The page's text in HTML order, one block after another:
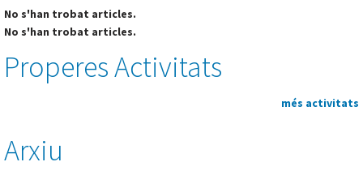
No s'han trobat articles.
No s'han trobat articles.
Properes Activitats
més activitats
Arxiu